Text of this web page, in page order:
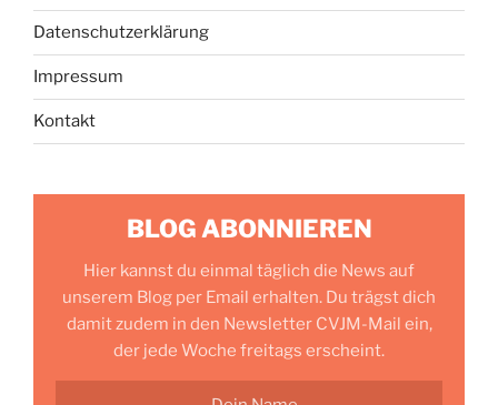
Datenschutzerklärung
Impressum
Kontakt
BLOG ABONNIEREN
Hier kannst du einmal täglich die News auf
unserem Blog per Email erhalten. Du trägst dich
damit zudem in den Newsletter CVJM-Mail ein,
der jede Woche freitags erscheint.